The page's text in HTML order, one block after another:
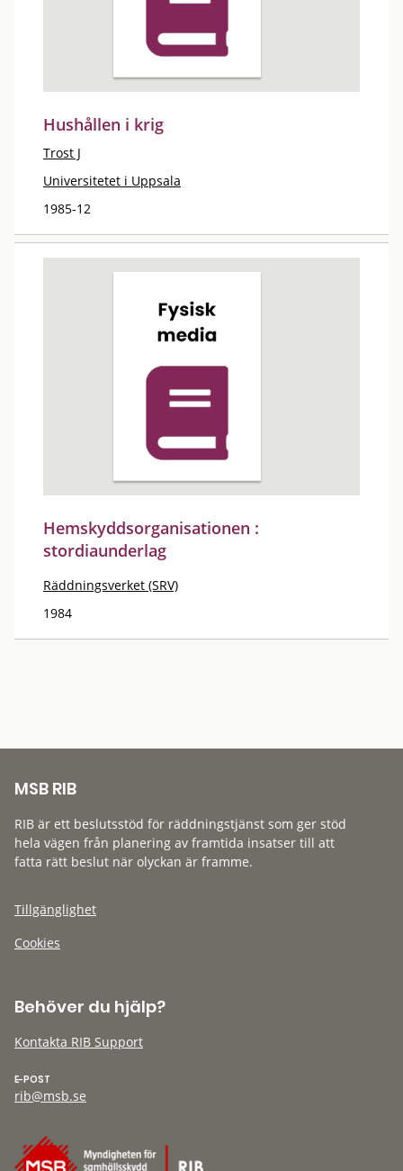
Hushållen i krig
Trost J
Universitetet i Uppsala
1985-12
Hemskyddsorganisationen :
stordiaunderlag
Räddningsverket (SRV)
1984
MSB RIB
RIB är ett beslutsstöd för räddningstjänst som ger stöd
hela vägen från planering av framtida insatser till att
fatta rätt beslut när olyckan är framme.
Tillgänglighet
Cookies
Behöver du hjälp?
Kontakta RIB Support
E-POST
rib@msb.se